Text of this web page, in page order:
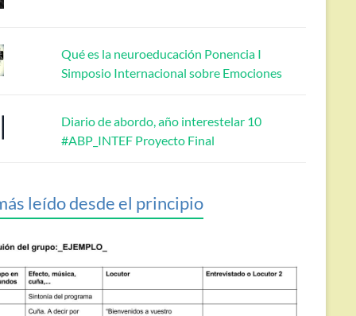
Qué es la neuroeducación Ponencia I
Simposio Internacional sobre Emociones
Diario de abordo, año interestelar 10
#ABP_INTEF Proyecto Final
leído desde el principio